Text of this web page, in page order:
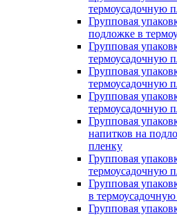
термоусадочную
Групповая
подложке в
Групповая
термоусадочную
Групповая
термоусадочную
Групповая
термоусадочную
Групповая
напитков на
пленку
Групповая
термоусадочную
Групповая
в
Групповая